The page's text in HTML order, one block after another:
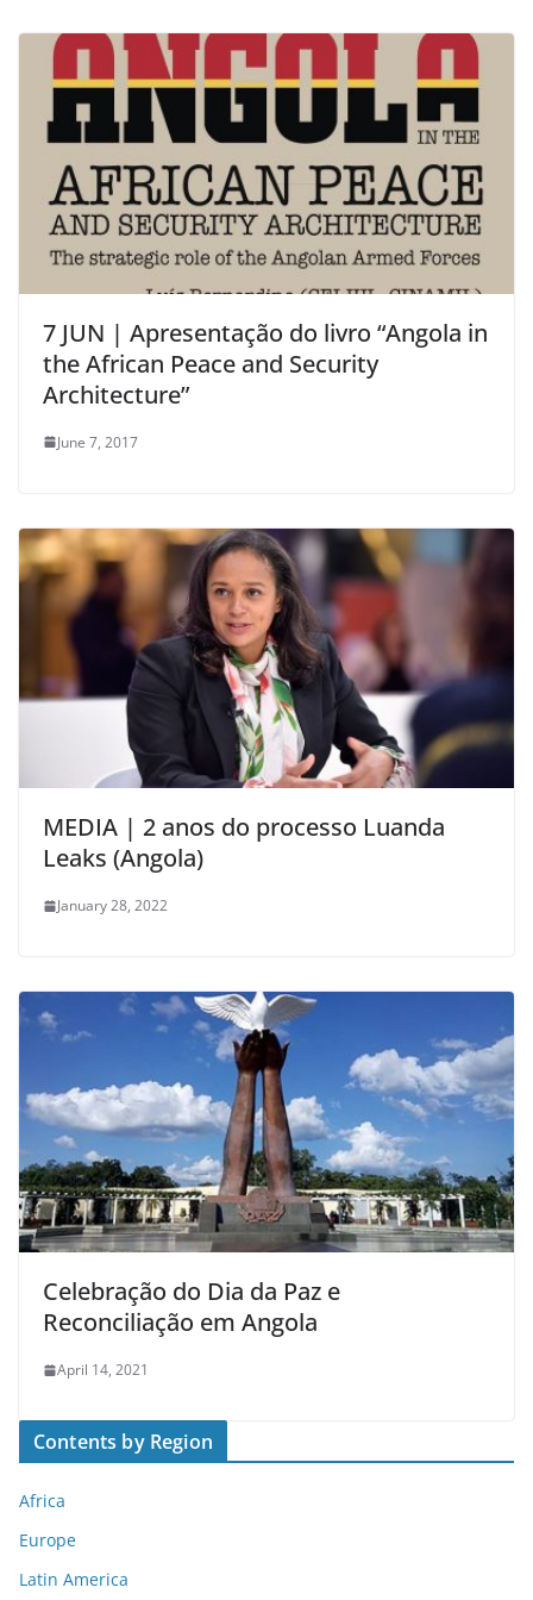
7 JUN | Apresentação do livro “Angola in
the African Peace and Security
Architecture”
June 7, 2017
MEDIA | 2 anos do processo Luanda
Leaks (Angola)
January 28, 2022
Celebração do Dia da Paz e
Reconciliação em Angola
April 14, 2021
Contents by Region
Africa
Europe
Latin America